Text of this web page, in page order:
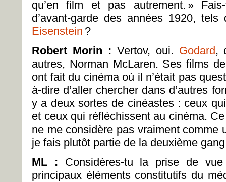
qu’en film et pas autrement. »
d’avant-garde des années 1920,
Eisenstein ?
Robert Morin : Vertov, oui. Godard,
autres, Norman McLaren. Ses films
ont fait du cinéma où il n’était pas
à-dire d’aller chercher dans d’autres
y a deux sortes de cinéastes : ceux
et ceux qui réfléchissent au cinéma.
ne me considère pas vraiment comme
je fais plutôt partie de la deuxième
ML
: Considères-tu la prise de
principaux éléments constitutifs du